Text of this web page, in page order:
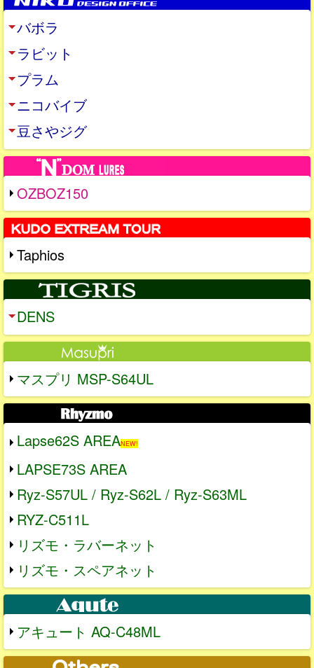
バボラ
ラビット
プラム
ニコバイブ
豆さやジグ
OZBOZ150
Taphios
DENS
マスプリ MSP-S64UL
Lapse62S AREANEW!
LAPSE73S AREA
Ryz-S57UL / Ryz-S62L / Ryz-S63ML
RYZ-C511L
リズモ・ラバーネット
リズモ・スペアネット
アキュート AQ-C48ML